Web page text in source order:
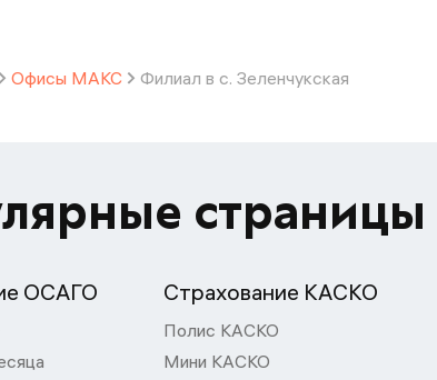
Офисы МАКС Филиал в с. Зеленчукская
страницы
ОСАГО Страхование КАСКО
Полис КАСКО
Мини КАСКО